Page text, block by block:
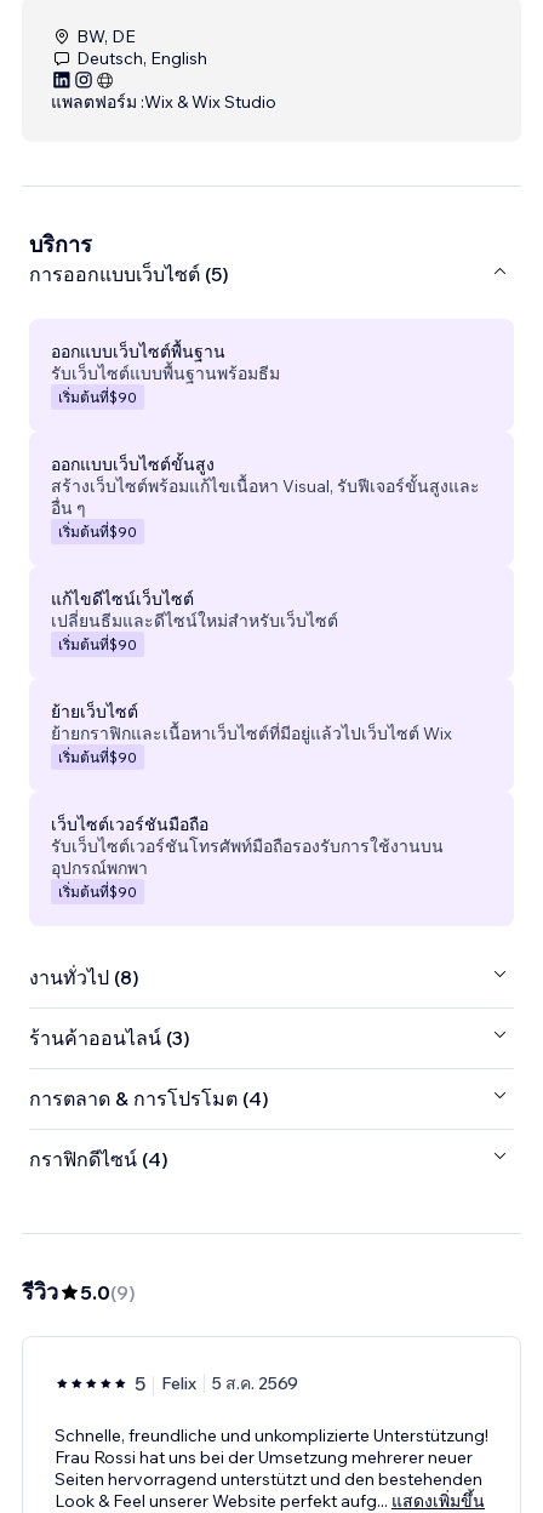
BW, DE
Deutsch, English
แพลตฟอร์ม :Wix & Wix Studio
บริการ
การออกแบบเว็บไซต์ (5)
ออกแบบเว็บไซต์พื้นฐาน
รับเว็บไซต์แบบพื้นฐานพร้อมธีม
เริ่มต้นที่$90
ออกแบบเว็บไซต์ขั้นสูง
สร้างเว็บไซต์พร้อมแก้ไขเนื้อหา Visual, รับฟีเจอร์ขั้นสูงและ
อื่น ๆ
เริ่มต้นที่$90
แก้ไขดีไซน์เว็บไซต์
เปลี่ยนธีมและดีไซน์ใหม่สำหรับเว็บไซต์
เริ่มต้นที่$90
ย้ายเว็บไซต์
ย้ายกราฟิกและเนื้อหาเว็บไซต์ที่มีอยู่แล้วไปเว็บไซต์ Wix
เริ่มต้นที่$90
เว็บไซต์เวอร์ชันมือถือ
รับเว็บไซต์เวอร์ชันโทรศัพท์มือถือรองรับการใช้งานบน
อุปกรณ์พกพา
เริ่มต้นที่$90
งานทั่วไป (8)
ร้านค้าออนไลน์ (3)
การตลาด & การโปรโมต (4)
กราฟิกดีไซน์ (4)
รีวิว 5.0(9)
5 Felix 5 ส.ค. 2569
Schnelle, freundliche und unkomplizierte Unterstützung!
Frau Rossi hat uns bei der Umsetzung mehrerer neuer
Seiten hervorragend unterstützt und den bestehenden
Look & Feel unserer Website perfekt aufg... แสดงเพิ่มขึ้น